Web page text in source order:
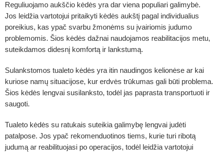
Reguliuojamo aukščio kėdės yra dar viena populiari galimybė.
Jos leidžia vartotojui pritaikyti kėdės aukštį pagal individualius
poreikius, kas ypač svarbu žmonėms su įvairiomis judumo
problemomis. Šios kėdės dažnai naudojamos reabilitacijos metu,
suteikdamos didesnį komfortą ir lankstumą.
Sulankstomos tualeto kėdės yra itin naudingos kelionėse ar kai
kuriose namų situacijose, kur erdvės trūkumas gali būti problema.
Šios kėdės lengvai susilanksto, todėl jas paprasta transportuoti ir
saugoti.
Tualeto kėdės su ratukais suteikia galimybę lengvai judėti
patalpose. Jos ypač rekomenduotinos tiems, kurie turi ribotą
judumą ar reabilituojasi po operacijos, todėl leidžia vartotojui